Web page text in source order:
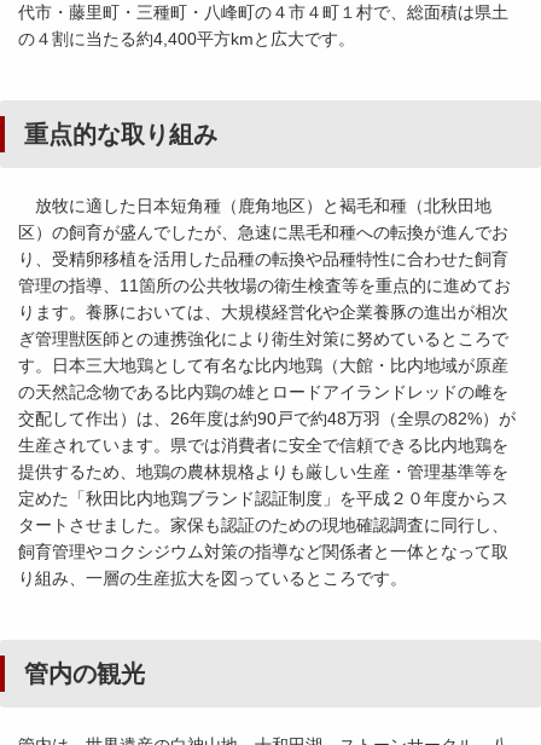
代市・藤里町・三種町・八峰町の４市４町１村で、総面積は県土
の４割に当たる約4,400平方kmと広大です。
重点的な取り組み
放牧に適した日本短角種（鹿角地区）と褐毛和種（北秋田地
区）の飼育が盛んでしたが、急速に黒毛和種への転換が進んでお
り、受精卵移植を活用した品種の転換や品種特性に合わせた飼育
管理の指導、11箇所の公共牧場の衛生検査等を重点的に進めてお
ります。養豚においては、大規模経営化や企業養豚の進出が相次
ぎ管理獣医師との連携強化により衛生対策に努めているところで
す。日本三大地鶏として有名な比内地鶏（大館・比内地域が原産
の天然記念物である比内鶏の雄とロードアイランドレッドの雌を
交配して作出）は、26年度は約90戸で約48万羽（全県の82%）が
生産されています。県では消費者に安全で信頼できる比内地鶏を
提供するため、地鶏の農林規格よりも厳しい生産・管理基準等を
定めた「秋田比内地鶏ブランド認証制度」を平成２０年度からス
タートさせました。家保も認証のための現地確認調査に同行し、
飼育管理やコクシジウム対策の指導など関係者と一体となって取
り組み、一層の生産拡大を図っているところです。
管内の観光